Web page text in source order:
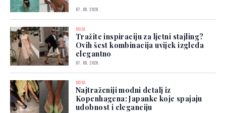
07. 08. 2026.
MODA
Tražite inspiraciju za ljetni stajling?
Ovih šest kombinacija uvijek izgleda
elegantno
07. 08. 2026.
MODA
Najtraženiji modni detalj iz
Kopenhagena: Japanke koje spajaju
udobnost i eleganciju